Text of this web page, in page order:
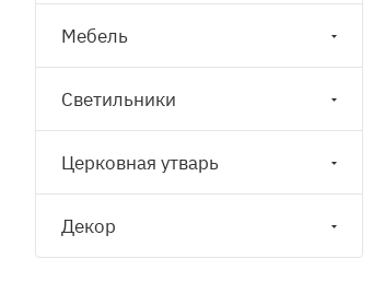
Мебель
Светильники
Церковная утварь
Декор